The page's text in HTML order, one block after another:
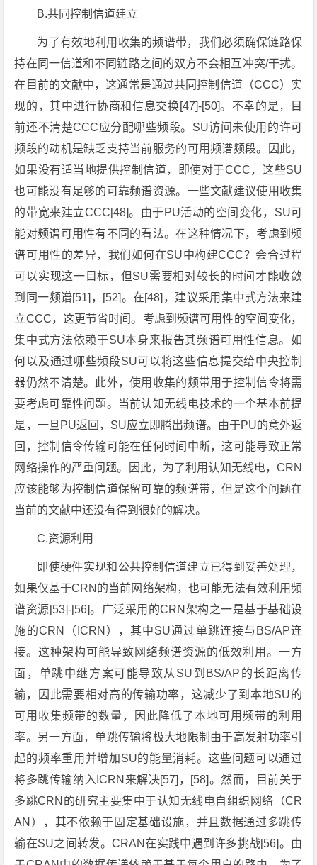
B.共同控制信道建立
为了有效地利用收集的频谱带，我们必须确保链路保
持在同一信道和不同链路之间的双方不会相互冲突/干扰。
在目前的文献中，这通常是通过共同控制信道（CCC）实
现的，其中进行协商和信息交换[47]-[50]。不幸的是，目
前还不清楚CCC应分配哪些频段。SU访问未使用的许可
频段的动机是缺乏支持当前服务的可用频谱频段。因此，
如果没有适当地提供控制信道，即使对于CCC，这些SU
也可能没有足够的可靠频谱资源。一些文献建议使用收集
的带宽来建立CCC[48]。由于PU活动的空间变化，SU可
能对频谱可用性有不同的看法。在这种情况下，考虑到频
谱可用性的差异，我们如何在SU中构建CCC？会合过程
可以实现这一目标，但SU需要相对较长的时间才能收敛
到同一频谱[51]，[52]。在[48]，建议采用集中式方法来建
立CCC，这更节省时间。考虑到频谱可用性的空间变化，
集中式方法依赖于SU本身​​来报告其频谱可用性信息。如
何以及通过哪些频段SU可以将这些信息提交给中央控制
器仍然不清楚。此外，使用收集的频带用于控制信令将需
要考虑可靠性问题。当前认知无线电技术的一个基本前提
是，一旦PU返回，SU应立即腾出频谱。由于PU的意外返
回，控制信令传输可能在任何时间中断，这可能导致正常
网络操作的严重问题。因此，为了利用认知无线电，CRN
应该能够为控制信道保留可靠的频谱带，但是这个问题在
当前的文献中还没有得到很好的解决。
C.资源利用
即使硬件实现和公共控制信道建立已得到妥善处理，
如果仅基于CRN的当前网络架构，也可能无法有效利用频
谱资源[53]-[56]。广泛采用的CRN架构之一是基于基础设
施的CRN（ICRN），其中SU通过单跳连接与BS/AP连
接。这种架构可能导致网络频谱资源的低效利用。一方
面，单跳中继方案可能导致从SU到BS/AP的长距离传
输，因此需要相对高的传输功率，这减少了到本地SU的
可用收集频带的数量，因此降低了本地可用频带的利用
率。另一方面，单跳传输将极大地限制由于高发射功率引
起的频率重用并增加SU的能量消耗。这些问题可以通过
将多跳传输纳入ICRN来解决[57]，[58]。然而，目前关于
多跳CRN的研究主要集中于认知无线电自组织网络（CR
AN），其不依赖于固定基础设施，并且数据通过多跳传
输在SU之间转发。CRAN在实践中遇到许多挑战[56]。由